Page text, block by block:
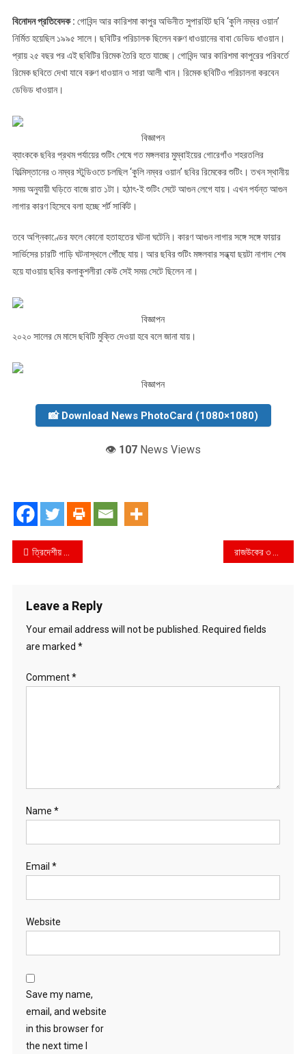
বিনোদন প্রতিবেদক : গোবিন্দ আর কারিশমা কাপুর অভিনীত সুপারহিট ছবি ‘কুলি নম্বর ওয়ান’
নির্মিত হয়েছিল ১৯৯৫ সালে। ছবিটির পরিচালক ছিলেন বরুণ ধাওয়ানের বাবা ডেভিড ধাওয়ান।
প্রায় ২৫ বছর পর এই ছবিটির রিমেক তৈরি হতে যাচ্ছে। গোবিন্দ আর কারিশমা কাপুরের পরিবর্তে
রিমেক ছবিতে দেখা যাবে বরুণ ধাওয়ান ও সারা আলী খান। রিমেক ছবিটিও পরিচালনা করবেন
ডেভিড ধাওয়ান।
বিজ্ঞাপন
ব্যাংককে ছবির প্রথম পর্যায়ের শুটিং শেষে গত মঙ্গলবার মুম্বাইয়ের গোরেগাঁও শহরতলির
ফিল্মিস্তানের ৩ নম্বর স্টুডিওতে চলছিল ‘কুলি নম্বর ওয়ান’ ছবির রিমেকের শুটিং। তখন স্থানীয়
সময় অনুযায়ী ঘড়িতে বাজে রাত ১টা। হঠাৎ-ই শুটিং সেটে আগুন লেগে যায়। এখন পর্যন্ত আগুন
লাগার কারণ হিসেবে বলা হচ্ছে শর্ট সার্কিট।
তবে অগ্নিকাণ্ডের ফলে কোনো হতাহতের ঘটনা ঘটেনি। কারণ আগুন লাগার সঙ্গে সঙ্গে ফায়ার
সার্ভিসের চারটি গাড়ি ঘটনাস্থলে পৌঁছে যায়। আর ছবির শুটিং মঙ্গলবার সন্ধ্যা ছয়টা নাগাদ শেষ
হয়ে যাওয়ায় ছবির কলাকুশলীরা কেউ সেই সময় সেটে ছিলেন না।
বিজ্ঞাপন
২০২০ সালের মে মাসে ছবিটি মুক্তি দেওয়া হবে বলে জানা যায়।
বিজ্ঞাপন
📸 Download News PhotoCard (1080×1080)
👁️ 107 News Views
Post
ত্রিদেশীয় সিরিজে চোখ বাংলাদেশের
Leave a Reply
Your email address will not be published.
Required fields
are marked *
Comment*
Name *
Email *
Website
Save my name,
email, and website
in this browser for
the next time I